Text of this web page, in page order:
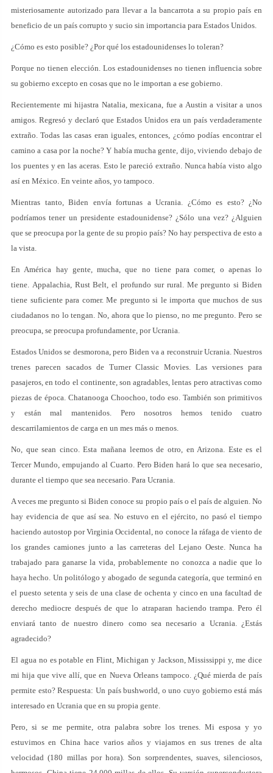
misteriosamente autorizado para llevar a la bancarrota a su propio país en
beneficio de un país corrupto y sucio sin importancia para Estados Unidos.
¿Cómo es esto posible? ¿Por qué los estadounidenses lo toleran?
Porque no tienen elección. Los estadounidenses no tienen influencia sobre
su gobierno excepto en cosas que no le importan a ese gobierno.
Recientemente mi hijastra Natalia, mexicana, fue a Austin a visitar a unos
amigos. Regresó y declaró que Estados Unidos era un país verdaderamente
extraño. Todas las casas eran iguales, entonces, ¿cómo podías encontrar el
camino a casa por la noche? Y había mucha gente, dijo, viviendo debajo de
los puentes y en las aceras. Esto le pareció extraño. Nunca había visto algo
así en México. En veinte años, yo tampoco.
Mientras tanto, Biden envía fortunas a Ucrania. ¿Cómo es esto? ¿No
podríamos tener un presidente estadounidense? ¿Sólo una vez? ¿Alguien
que se preocupa por la gente de su propio país? No hay perspectiva de esto a
la vista.
En América hay gente, mucha, que no tiene para comer, o apenas lo
tiene. Appalachia, Rust Belt, el profundo sur rural. Me pregunto si Biden
tiene suficiente para comer. Me pregunto si le importa que muchos de sus
ciudadanos no lo tengan. No, ahora que lo pienso, no me pregunto. Pero se
preocupa, se preocupa profundamente, por Ucrania.
Estados Unidos se desmorona, pero Biden va a reconstruir Ucrania. Nuestros
trenes parecen sacados de Turner Classic Movies. Las versiones para
pasajeros, en todo el continente, son agradables, lentas pero atractivas como
piezas de época. Chatanooga Choochoo, todo eso. También son primitivos
y están mal mantenidos. Pero nosotros hemos tenido cuatro
descarrilamientos de carga en un mes más o menos.
No, que sean cinco. Esta mañana leemos de otro, en Arizona. Este es el
Tercer Mundo, empujando al Cuarto. Pero Biden hará lo que sea necesario,
durante el tiempo que sea necesario. Para Ucrania.
A veces me pregunto si Biden conoce su propio país o el país de alguien. No
hay evidencia de que así sea. No estuvo en el ejército, no pasó el tiempo
haciendo autostop por Virginia Occidental, no conoce la ráfaga de viento de
los grandes camiones junto a las carreteras del Lejano Oeste. Nunca ha
trabajado para ganarse la vida, probablemente no conozca a nadie que lo
haya hecho. Un politólogo y abogado de segunda categoría, que terminó en
el puesto setenta y seis de una clase de ochenta y cinco en una facultad de
derecho mediocre después de que lo atraparan haciendo trampa. Pero él
enviará tanto de nuestro dinero como sea necesario a Ucrania. ¿Estás
agradecido?
El agua no es potable en Flint, Michigan y Jackson, Mississippi y, me dice
mi hija que vive allí, que en Nueva Orleans tampoco. ¿Qué mierda de país
permite esto? Respuesta: Un país bushworld, o uno cuyo gobierno está más
interesado en Ucrania que en su propia gente.
Pero, si se me permite, otra palabra sobre los trenes. Mi esposa y yo
estuvimos en China hace varios años y viajamos en sus trenes de alta
velocidad (180 millas por hora). Son sorprendentes, suaves, silenciosos,